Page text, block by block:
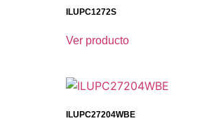
ILUPC1272S
Ver producto
ILUPC27204WBE